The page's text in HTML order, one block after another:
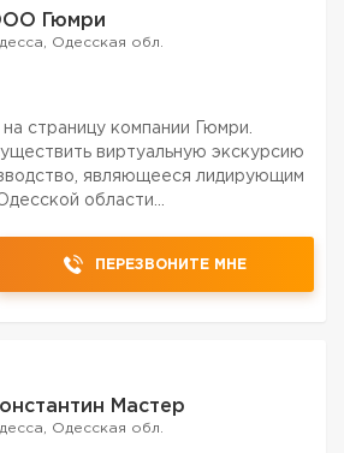
Гюмри
Одесская обл.
страницу компании Гюмри.
виртуальную экскурсию
являющееся лидирующим
области
вы сможете ...
ПЕРЕЗВОНИТЕ МНЕ
Мастер
Одесская обл.